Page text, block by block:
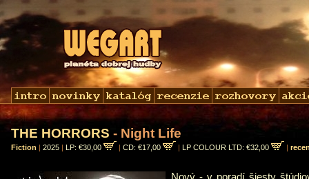
THE HORRORS - Night Life
Fiction | 2025 | LP: €30,00 | CD: €17,00 | LP COLOUR LTD: €32,00 |